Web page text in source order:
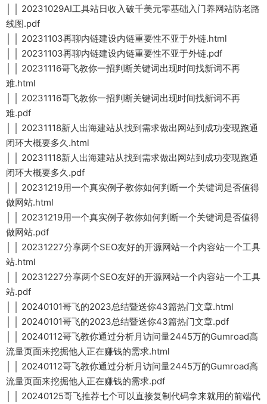
│ │ 20231029AI工具站日收入破千美元零基础入门养网站防老路
线图.pdf
│ │ 20231103再聊内链建设内链重要性不亚于外链.html
│ │ 20231103再聊内链建设内链重要性不亚于外链.pdf
│ │ 20231116哥飞教你一招判断关键词出现时间找新词不再
难.html
│ │ 20231116哥飞教你一招判断关键词出现时间找新词不再
难.pdf
│ │ 20231118新人出海建站从找到需求做出网站到成功变现跑通
闭环大概要多久.html
│ │ 20231118新人出海建站从找到需求做出网站到成功变现跑通
闭环大概要多久.pdf
│ │ 20231219用一个真实例子教你如何判断一个关键词是否值得
做网站.html
│ │ 20231219用一个真实例子教你如何判断一个关键词是否值得
做网站.pdf
│ │ 20231227分享两个SEO友好的开源网站一个内容站一个工具
站.html
│ │ 20231227分享两个SEO友好的开源网站一个内容站一个工具
站.pdf
│ │ 20240101哥飞的2023总结暨送你43篇热门文章.html
│ │ 20240101哥飞的2023总结暨送你43篇热门文章.pdf
│ │ 20240112哥飞教你通过分析月访问量2445万的Gumroad高
流量页面来挖掘他人正在赚钱的需求.html
│ │ 20240112哥飞教你通过分析月访问量2445万的Gumroad高
流量页面来挖掘他人正在赚钱的需求.pdf
│ │ 20240125哥飞推荐七个可以直接复制代码拿来就用的前端代